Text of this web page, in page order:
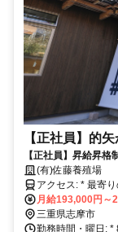
【正社員】的
【正社員】昇給昇
単位で有給休暇が取
環境で２０〜５０代
(有)佐藤養殖場
アクセス
月給193,000円～
三重県志摩市
勤務時間・曜日: